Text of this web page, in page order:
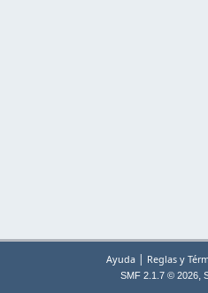
Ayuda | Reglas y
SMF 2.1.7 © 2026,